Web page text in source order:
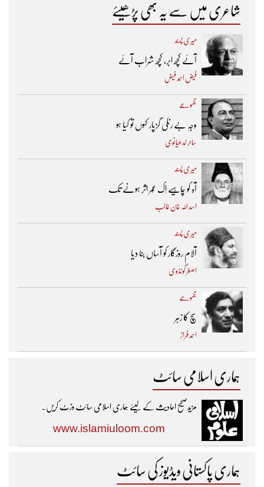
شاعری میں سے یہ بھی پڑھیئے
میری پسند
آئے کچھ ابر، کچھ شراب آئے
فیض احمد فیض
مجموعے
وجہِ بے رنگی گزپار کہوں تو کیا ہو
ساحر لدھیانوی
میری پسند
آہ کو چاہیے اِک عُمر اثر ہونے تک ​
اسد اللہ خان غالب
میری پسند
آلام روزگار کو آساں بنا دیا
اصغر گونڈوی
مجموعے
سچ کا زہر
احمد فراز
ہماری اسلامی سائٹ
مزیدصحیح احادیث کے لیئے ہماری اسلامی سائٹ وزٹ کریں۔
www.islamiuloom.com
ہماری پاکستانی ویڈیوز کی سائٹ